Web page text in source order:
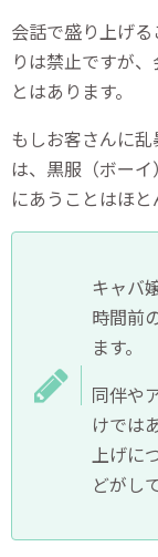
会話で盛り上げ
りは禁止ですが
とはあります。
もしお客さんに
は、黒服（ボー
にあうことはほと
キャバ
時間前
ます。
同伴や
けでは
上げに
どがし